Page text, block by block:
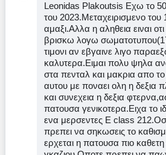
Leonidas Plakoutsis Εχω το
του 2023.Μεταχειρισμενο
αμαξι.Αλλα η αληθεια ειναι
βρισκω λογω
τιμονι αν εβγαινε λιγο
καλυτερα.Ειμαι πολυ ψηλα
στα πενταλ και μακρια απο το
αυτου με ποναει ολη η δεξια
και συνεχεια η δεξια
πατουσα γενικοτερα.Ειχα το
ενα μερσεντες E class
πρεπει να σηκωσεις το
ερχεται η πατουσα πιο